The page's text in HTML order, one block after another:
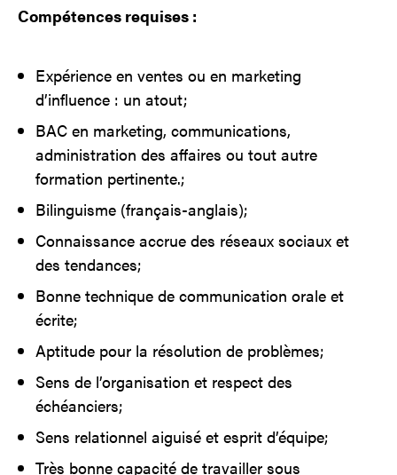
Compétences requises :
Expérience en ventes ou en marketing
d’influence : un atout;
BAC en marketing, communications,
administration des affaires ou tout autre
formation pertinente.;
Bilinguisme (français-anglais);
Connaissance accrue des réseaux sociaux et
des tendances;
Bonne technique de communication orale et
écrite;
Aptitude pour la résolution de problèmes;
Sens de l’organisation et respect des
échéanciers;
Sens relationnel aiguisé et esprit d’équipe;
Très bonne capacité de travailler sous